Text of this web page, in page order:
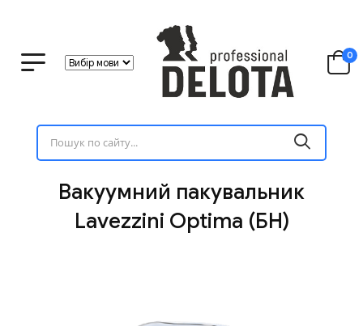
0
Вакуумний пакувальник
Lavezzini Optima (БН)